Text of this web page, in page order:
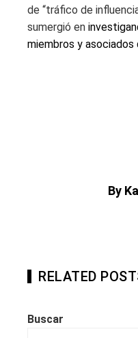
de “tráfico de
sumergió en
miembros y asociados
By
RELATED
Buscar